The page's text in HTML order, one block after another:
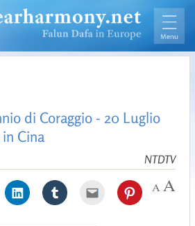
di Coraggio - 20 Luglio
Cina
NTDTV